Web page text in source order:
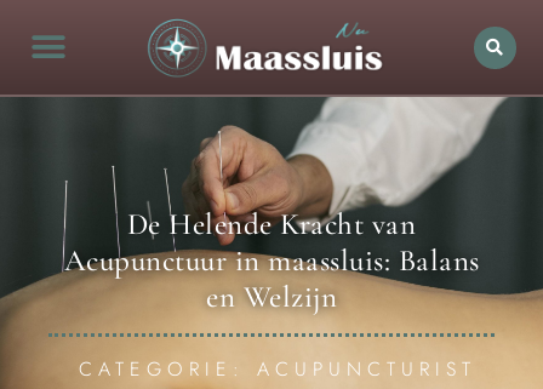
De Helende Kracht van
Acupunctuur in maassluis: Balans
en Welzijn
CATEGORIE: ACUPUNCTURIST